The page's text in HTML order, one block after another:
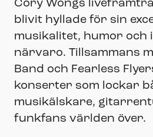
Cory Wongs
blivit hyllade för sin
musikalitet, humor och
närvaro. Tillsammans
Band och Fearless
konserter som lockar
musikälskare,
funkfans världen över.